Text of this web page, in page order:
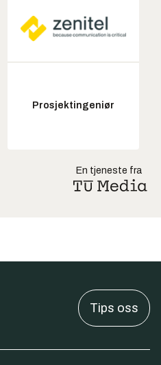
Prosjektingeniør
En tjeneste fra
Tips oss